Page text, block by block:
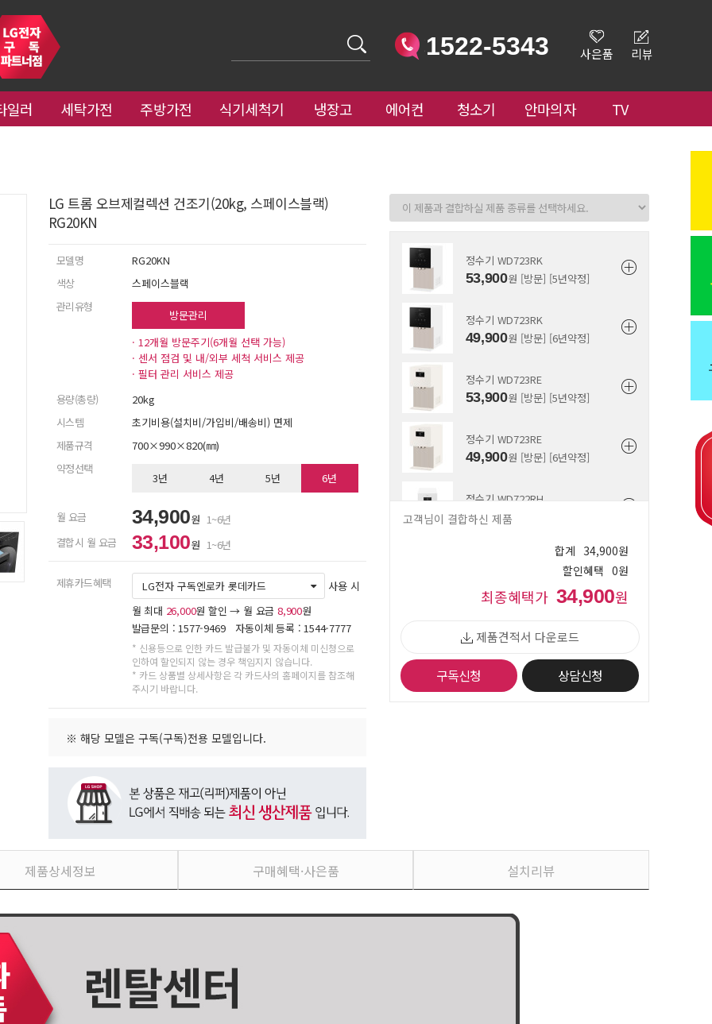
사은품 리뷰
1522-5343
일러 세탁가전 주방가전 식기세척기 냉장고 에어컨 청소기 안마의자 TV
LG 트롬 오브제컬렉션 건조기(20kg, 스페이스블랙)
RG20KN
모델명
RG20KN
색상
스페이스블랙
관리유형
방문관리
· 12개월 방문주기(6개월 선택 가능)
· 센서 점검 및 내/외부 세척 서비스 제공
· 필터 관리 서비스 제공
용량(총량)
20kg
시스템
초기비용(설치비/가입비/배송비) 면제
제품규격
700×990×820(㎜)
약정선택
3년 4년 5년 6년
월 요금 34,900원 1~6년
결합시 월 요금
33,100원 1~6년
제휴카드혜택 LG전자 구독엔로카 롯데카드
사용 시
월 최대 26,000원 할인 → 월 요금 8,900원
발급문의 : 1577-9469 자동이체 등록 : 1544-7777
* 신용등으로 인한 카드 발급불가 및 자동이체 미신청으로
인하여 할인되지 않는 경우 책임지지 않습니다.
* 카드 상품별 상세사항은 각 카드사의 홈페이지를 참조해
주시기 바랍니다.
※ 해당 모델은 구독(구독)전용 모델입니다.
정수기 WD723RK
53,900원 [방문] [5년약정]
정수기 WD723RK
49,900원 [방문] [6년약정]
정수기 WD723RE
53,900원 [방문] [5년약정]
정수기 WD723RE
49,900원 [방문] [6년약정]
정수기 WD722RH
63,900원 [방문] [4년약정]
원 [방문] [5년약정]
51,900원 [방문] [6년약정]
정수기 WD722RK
63,900원 [방문] [4년약정]
정수기 WD722RE
원 [방문] [4년약정]
정수기 WD722RE
고객님이 결합하신 제품
합계 34,900원
할인혜택 0원
최종혜택가 34,900원
제품견적서 다운로드
구독신청 상담신청
제품상세정보 구매혜택·사은품 설치리뷰